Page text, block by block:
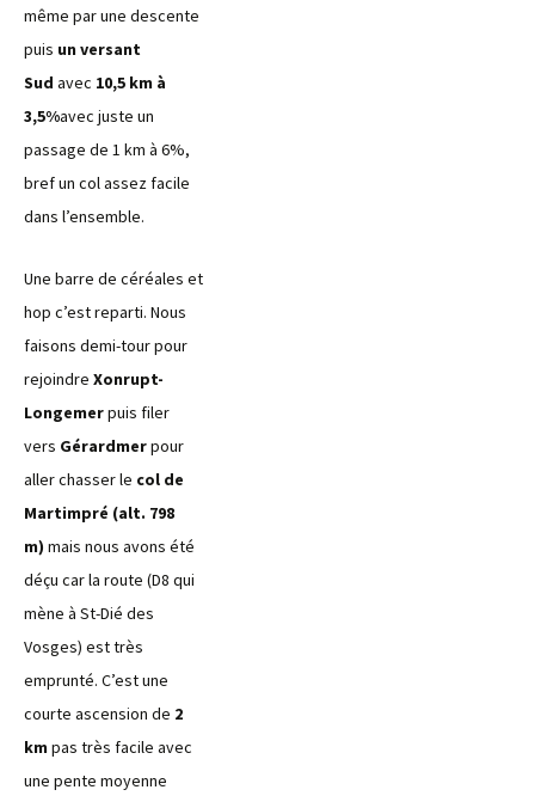
même par une descente
puis un versant
Sud avec 10,5 km à
3,5%avec juste un
passage de 1 km à 6%,
bref un col assez facile
dans l’ensemble.
Une barre de céréales et
hop c’est reparti. Nous
faisons demi-tour pour
rejoindre Xonrupt-
Longemerpuis filer
vers Gérardmerpour
aller chasser le col de
Martimpré (alt. 798
m) mais nous avons été
déçu car la route (D8 qui
mène à St-Dié des
Vosges) est très
emprunté. C’est une
courte ascension de 2
km pas très facile avec
une pente moyenne